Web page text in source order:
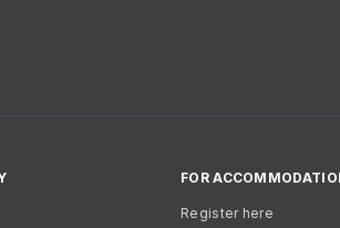
FOR
Register here